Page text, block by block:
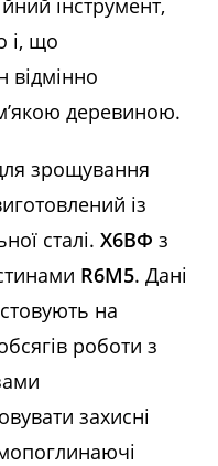
і, що
відмінно
деревиною.
зрощування
із
сталі.Х6ВФ з
R6M5. Дані
на
роботи з
захисні